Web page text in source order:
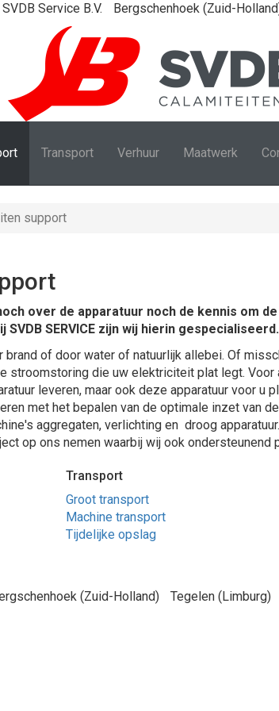
SVDB Service B.V. Bergschenhoek (Zuid-
Transport Verhuur Maatwerk
support
over de apparatuur noch de kennis om
SERVICE zijn wij hierin gespecialiseerd.
brand of door water of natuurlijk allebei. Of
stroomstoring die uw elektriciteit plat legt. Voor
leveren, maar ook deze apparatuur voor u
met het bepalen van de optimale inzet van
aggregaten, verlichting en droog
op ons nemen waarbij wij ook ondersteunend
Transport
Groot transport
Machine transport
Tijdelijke opslag
(Zuid-Holland) Tegelen (Limburg)